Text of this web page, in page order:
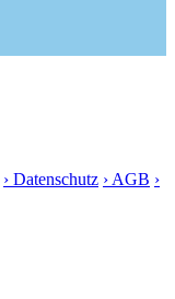
› Datenschutz › AGB ›